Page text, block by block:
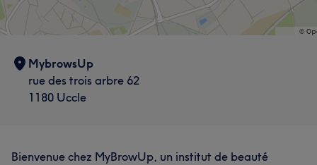
MybrowsUp
rue des trois arbre 62
1180 Uccle
Bienvenue chez MyBrowUp, un institut de beauté